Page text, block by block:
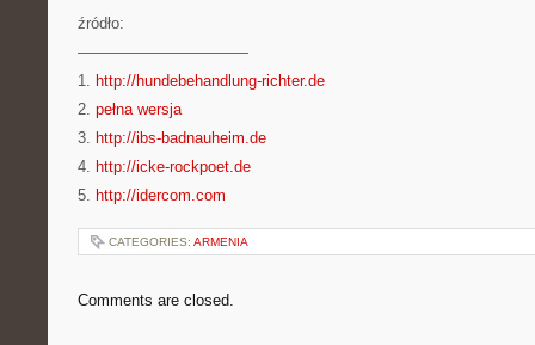
źródło:
———————————
1. http://hundebehandlung-richter.de
2. pełna wersja
3. http://ibs-badnauheim.de
4. http://icke-rockpoet.de
5. http://idercom.com
CATEGORIES: ARMENIA
Comments are closed.